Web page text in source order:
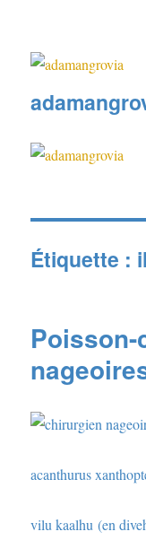
Étiquette :
acanthurus
vilu kaalhu (en